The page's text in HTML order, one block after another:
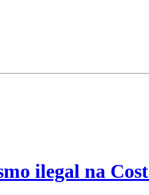
ilegal na